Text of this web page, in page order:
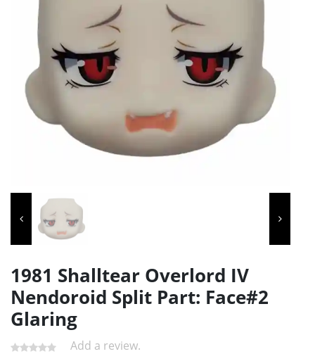
1981 Shalltear Overlord IV
Nendoroid Split Part: Face#2
Glaring
Add a review.